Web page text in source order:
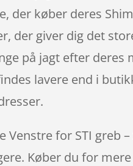
der køber deres
der giver dig det
på jagt efter
lavere end i
Venstre for STI greb
Køber du for